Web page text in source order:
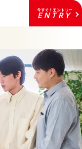
今すぐ！エントリー
ENTRY